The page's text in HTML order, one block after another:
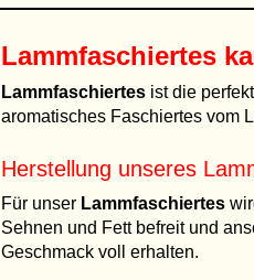
Lammfaschiertes
Lammfaschiertes ist die
aromatisches Faschiertes vom
Herstellung unseres
Für unser Lammfaschiertes
Sehnen und Fett befreit und
Geschmack voll erhalten.